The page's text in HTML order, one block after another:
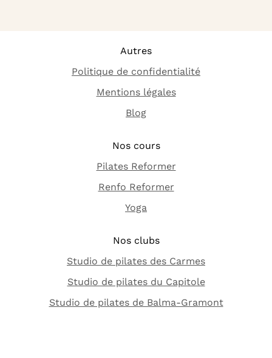
Nos clubs
Studio de pilates des Carmes
Studio de pilates du Capitole
Studio de pilates de Balma-Gramont
Nos cours
Pilates Reformer
Renfo Reformer
Yoga
Autres
Politique de confidentialité
Mentions légales
Blog